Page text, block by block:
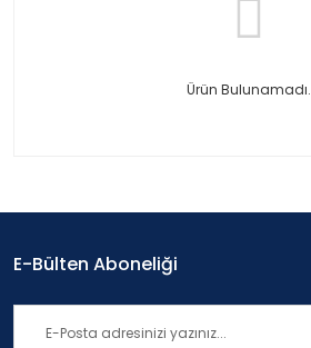
Ürün Bulunamadı.
E-Bülten Aboneliği